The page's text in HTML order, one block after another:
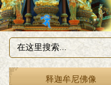
释迦牟尼佛像